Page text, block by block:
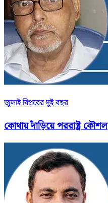
জুলাই বিপ্লবের দুই বছর
কোথায় দাঁড়িয়ে পররাষ্ট্র কৌশল